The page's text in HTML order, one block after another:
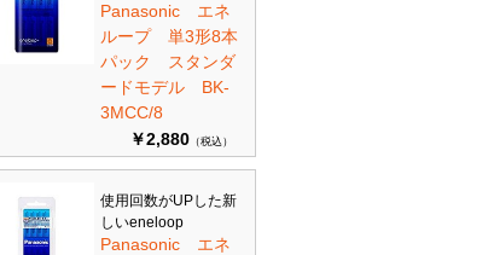
Panasonic エネ
ループ 単3形8本
パック スタンダ
ードモデル BK-
3MCC/8
￥2,880 （税込）
使用回数がUPした新
しいeneloop
Panasonic エネ